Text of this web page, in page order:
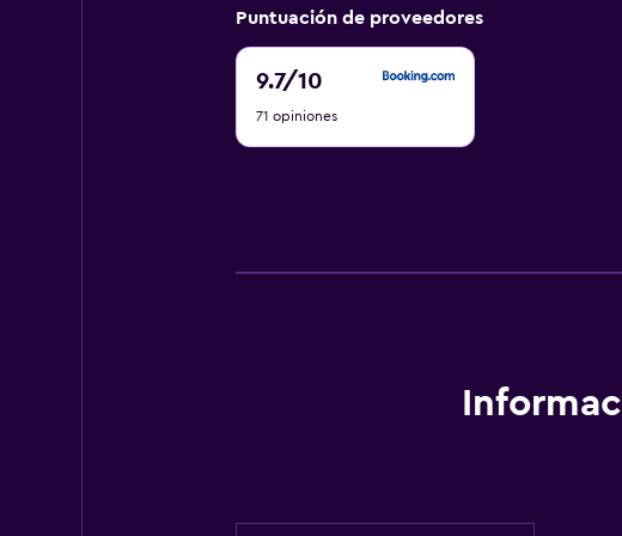
Puntuación de proveedores
9.7/10
9.7
10
71 opiniones